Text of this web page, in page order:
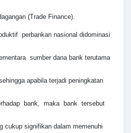
(Trade Finance).
perbankan nasional didominasi
sumber dana bank terutama
apabila terjadi peningkatan
bank, maka bank tersebut
cukup signifikan dalam memenuhi